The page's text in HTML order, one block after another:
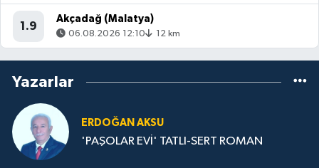
1.9
Akçadağ (Malatya)
06.08.2026 12:10 12 km
Yazarlar
ERDOĞAN AKSU
'PAŞOLAR EVİ' TATLI-SERT ROMAN